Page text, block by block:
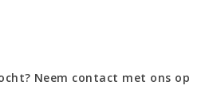
Neem contact met ons op